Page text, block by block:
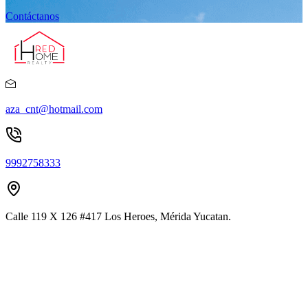
Contáctanos
aza_cnt@hotmail.com
9992758333
Calle 119 X 126 #417 Los Heroes, Mérida Yucatan.